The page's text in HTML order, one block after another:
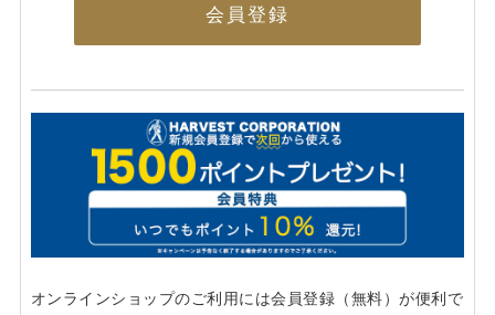
会員登録
オンラインショップのご利用には会員登録（無料）が便利で